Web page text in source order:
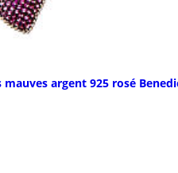
mauves argent 925 rosé